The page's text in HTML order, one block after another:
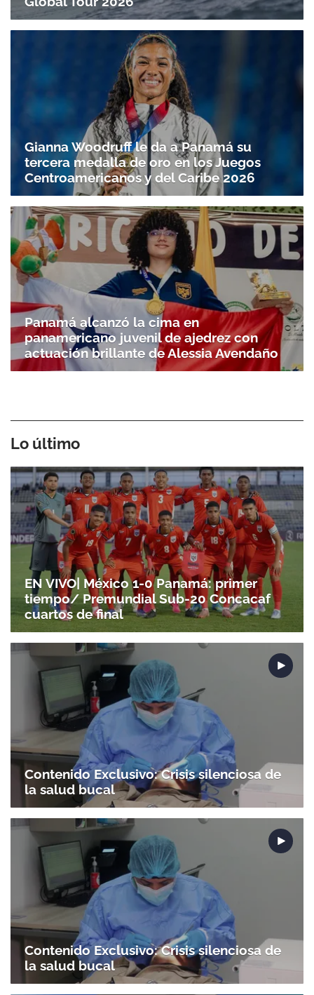
Gianna Woodruff le da a Panamá su
tercera medalla de oro en los Juegos
Centroamericanos y del Caribe 2026
Panamá alcanzó la cima en
panamericano juvenil de ajedrez con
actuación brillante de Alessia Avendaño
Lo último
EN VIVO| México 1-0 Panamá: primer
tiempo/ Premundial Sub-20 Concacaf
cuartos de final
Contenido Exclusivo: Crisis silenciosa de
la salud bucal
Contenido Exclusivo: Crisis silenciosa de
la salud bucal